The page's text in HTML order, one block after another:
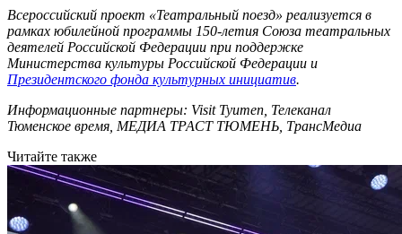
Всероссийский проект «Театральный поезд» реализуется в
рамках юбилейной программы 150-летия Союза театральных
деятелей Российской Федерации при поддержке
Министерства культуры Российской Федерации и
Президентского фонда культурных инициатив.
Информационные партнеры: Visit Tyumen, Телеканал
Тюменское время, МЕДИА ТРАСТ ТЮМЕНЬ, ТрансМедиа
Читайте также